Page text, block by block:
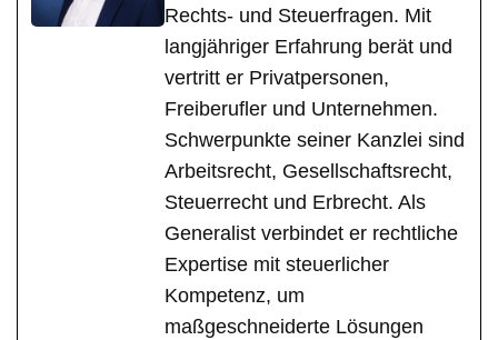
Rechts- und Steuerfragen. Mit
langjähriger Erfahrung berät und
vertritt er Privatpersonen,
Freiberufler und Unternehmen.
Schwerpunkte seiner Kanzlei sind
Arbeitsrecht, Gesellschaftsrecht,
Steuerrecht und Erbrecht. Als
Generalist verbindet er rechtliche
Expertise mit steuerlicher
Kompetenz, um
maßgeschneiderte Lösungen